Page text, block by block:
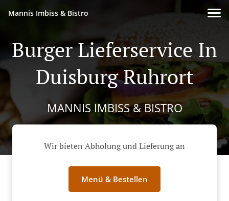
Mannis Imbiss & Bistro
Burger Lieferservice In
Duisburg Ruhrort
MANNIS IMBISS & BISTRO
Wir bieten Abholung und Lieferung an
Menü & Bestellen